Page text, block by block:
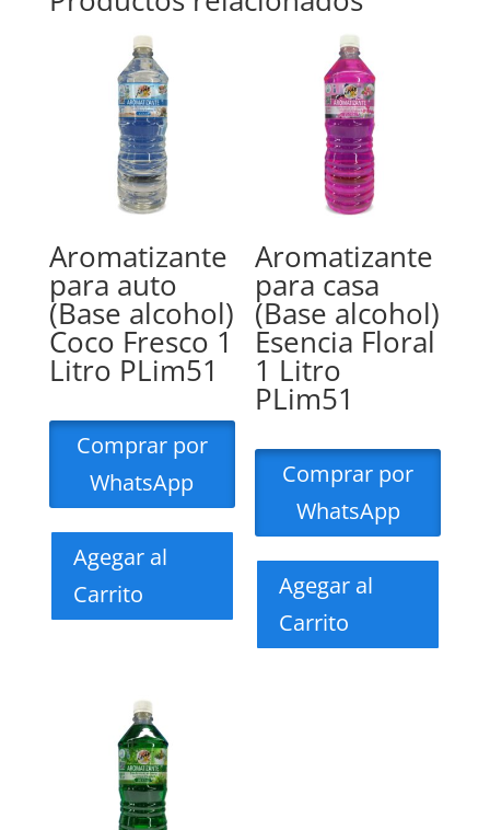
Aromatizante
para auto
(Base alcohol)
Coco Fresco 1
Litro PLim51
Comprar por
WhatsApp
Agegar al
Carrito
Aromatizante
para casa
(Base alcohol)
Esencia Floral
1 Litro
PLim51
Comprar por
WhatsApp
Agegar al
Carrito